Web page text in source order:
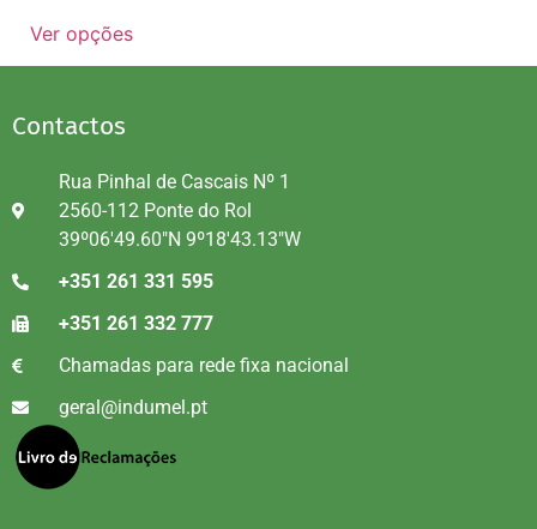
Ver opções
Contactos
Rua Pinhal de Cascais Nº 1
2560-112 Ponte do Rol
39º06'49.60"N 9º18'43.13"W
+351 261 331 595
+351 261 332 777
Chamadas para rede fixa nacional
geral@indumel.pt